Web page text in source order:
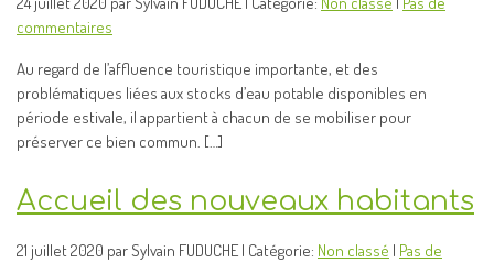
commentaires
Au regard de l’affluence touristique importante, et des
problématiques liées aux stocks d’eau potable disponibles en
période estivale, il appartient à chacun de se mobiliser pour
préserver ce bien commun. […]
Accueil des nouveaux habitants
21 juillet 2020 par Sylvain FUDUCHE | Catégorie: Non classé | Pas de